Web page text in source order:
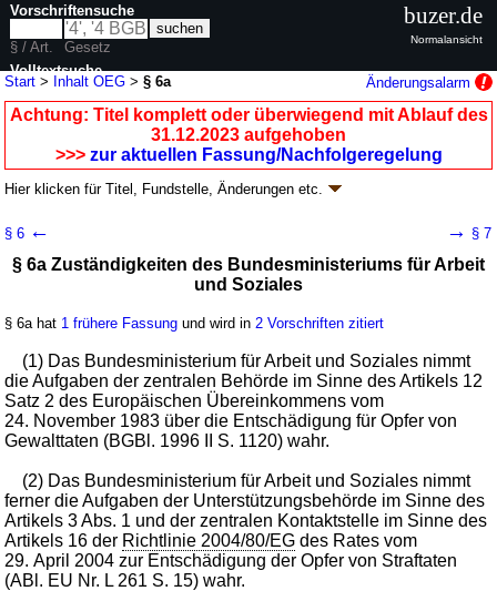
Start > Inhalt OEG >§ 6a Änderungsalarm
Achtung: Titel komplett oder überwiegend mit Ablauf des
31.12.2023 aufgehoben
>>> zur aktuellen Fassung/Nachfolgeregelung
Hier klicken fürTitel, Fundstelle, Änderungen etc.
Artikel 9G. v. 06.06.2023BGBl. 2023 I Nr. 146; aufgehoben durch Artikel
58 Nr. 15 G. v. 12.12.2019 BGBl. I S. 2652
13 weitere Fassungen | wird in 23 Vorschriften zitiert
§ 6 ← → § 7
§ 6a Zuständigkeiten des Bundesministeriums für Arbeit
und Soziales
§ 6a hat 1 frühere Fassung und wird in 2 Vorschriften zitiert
(1) Das Bundesministerium für Arbeit und Soziales nimmt
die Aufgaben der zentralen Behörde im Sinne des Artikels 12
Satz 2 des Europäischen Übereinkommens vom
24. November 1983 über die Entschädigung für Opfer von
Gewalttaten (BGBl. 1996 II S. 1120) wahr.
(2) Das Bundesministerium für Arbeit und Soziales nimmt
ferner die Aufgaben der Unterstützungsbehörde im Sinne des
Artikels 3 Abs. 1 und der zentralen Kontaktstelle im Sinne des
Artikels 16 der Richtlinie 2004/80/EG des Rates vom
29. April 2004 zur Entschädigung der Opfer von Straftaten
(ABl. EU Nr. L 261 S. 15) wahr.
Vorschriftensuche
§ / Art.
Gesetz
Volltextsuche
nur in OEG
buzer.de
Normalansicht